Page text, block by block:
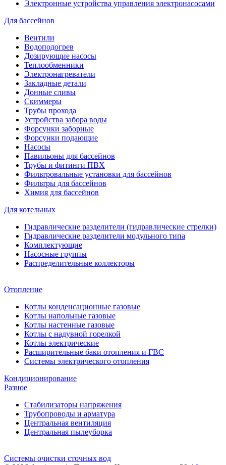
Электронные устройства управления электронасосами
Для бассейнов
Вентили
Водоподогрев
Дозирующие насосы
Теплообменники
Электронагреватели
Закладные детали
Донные сливы
Скиммеры
Трубы прохода
Устройства забора воды
Форсунки заборные
Форсунки подающие
Насосы
Павильоны для бассейнов
Трубы и фитинги ПВХ
Фильтровальные установки для бассейнов
Фильтры для бассейнов
Химия для бассейнов
Для котельных
Гидравлические разделители (гидравлические стрелки)
Гидравлические разделители модульного типа
Комплектующие
Насосные группы
Распределительные коллекторы
Отопление
Котлы конденсационные газовые
Котлы напольные газовые
Котлы настенные газовые
Котлы с надувной горелкой
Котлы электрические
Расширительные баки отопления и ГВС
Системы электрического отопления
Кондиционирование
Разное
Стабилизаторы напряжения
Трубопроводы и арматура
Центральная вентиляция
Центральная пылеуборка
Системы очистки сточных вод